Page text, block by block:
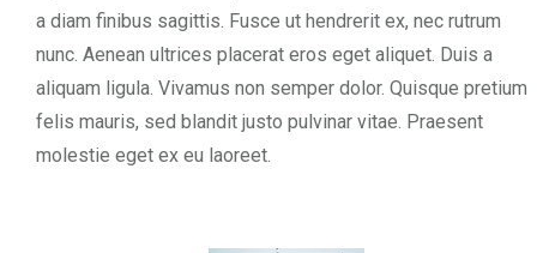
a diam finibus sagittis. Fusce ut hendrerit ex, nec rutrum
nunc. Aenean ultrices placerat eros eget aliquet. Duis a
aliquam ligula. Vivamus non semper dolor. Quisque pretium
felis mauris, sed blandit justo pulvinar vitae. Praesent
molestie eget ex eu laoreet.